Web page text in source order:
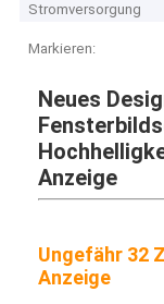
Stromversorgung
Markieren:
Neues
Anzeige
Ungefähr 32
Anzeige